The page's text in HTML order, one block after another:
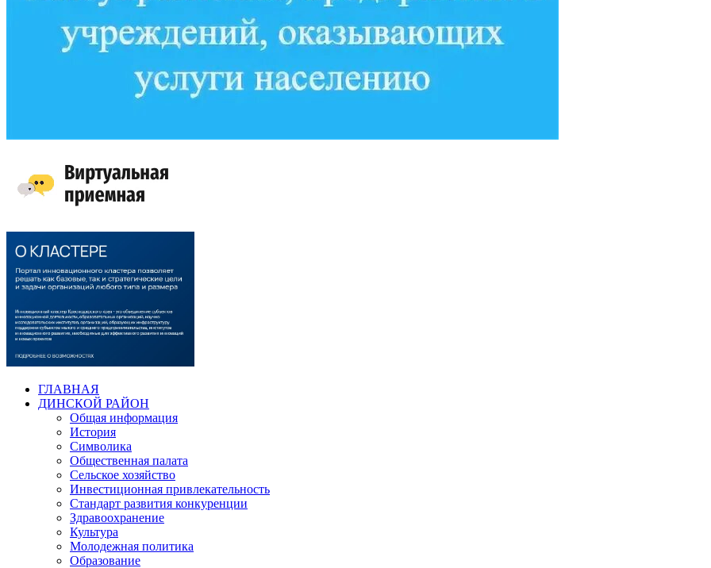
ГЛАВНАЯ
ДИНСКОЙ РАЙОН
Общая информация
История
Символика
Общественная палата
Сельское хозяйство
Инвестиционная привлекательность
Стандарт развития конкуренции
Здравоохранение
Культура
Молодежная политика
Образование